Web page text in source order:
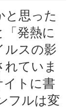
と思った
「発熱に
ルスの影
ていま
イトに書
フルは変